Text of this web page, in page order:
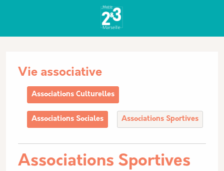
Vie associative
Associations Culturelles
Associations Sociales Associations Sportives
Associations Sportives
Panneau de gestion des cookies